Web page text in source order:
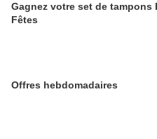
Gagnez votre set de tampons
Fêtes
Offres hebdomadaires